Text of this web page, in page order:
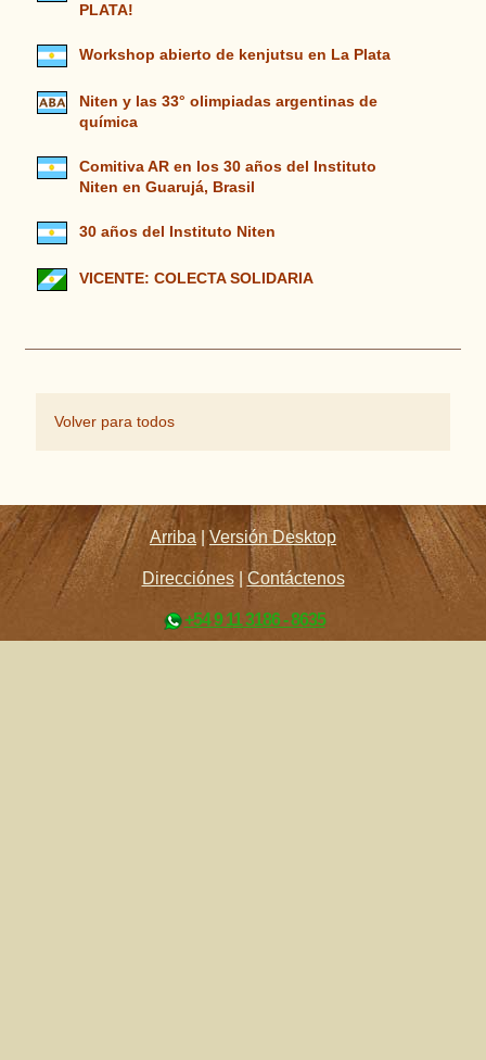
PLATA!
Workshop abierto de kenjutsu en La Plata
Niten y las 33° olimpiadas argentinas de
química
Comitiva AR en los 30 años del Instituto
Niten en Guarujá, Brasil
30 años del Instituto Niten
VICENTE: COLECTA SOLIDARIA
Volver para todos
Arriba |Versión Desktop
Direcciónes| Contáctenos
+54 9 11 3186 - 8635